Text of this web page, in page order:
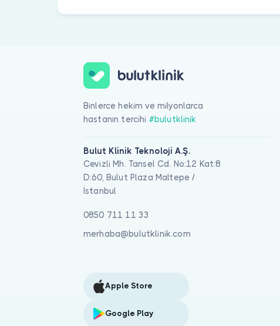
Binlerce hekim ve milyonlarca
hastanın tercihi #bulutklinik
Bulut Klinik Teknoloji A.Ş.
Cevizli Mh. Tansel Cd. No:12 Kat:8
D:60, Bulut Plaza Maltepe /
İstanbul
0850 711 11 33
merhaba@bulutklinik.com
Apple Store
Google Play